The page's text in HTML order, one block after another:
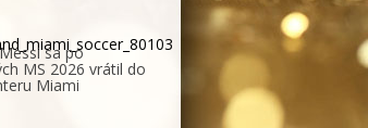
sa po
MS 2026 vrátil do
Miami